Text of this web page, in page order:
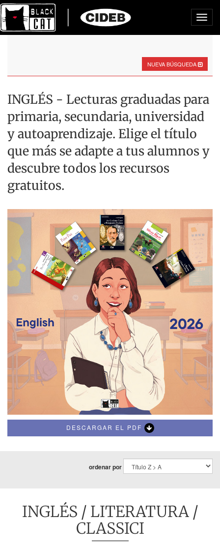
NUEVA BÚSQUEDA
INGLÉS - Lecturas graduadas para
primaria, secundaria, universidad
y autoaprendizaje. Elige el título
que más se adapte a tus alumnos y
descubre todos los recursos
gratuitos.
DESCARGAR EL PDF
ordenar por
INGLÉS / LITERATURA/
CLASSICI